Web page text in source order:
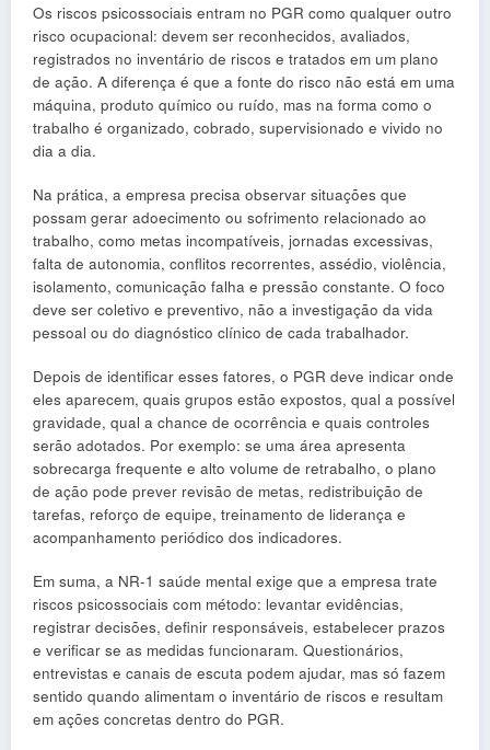
Os riscos psicossociais entram no PGR como qualquer outro
risco ocupacional: devem ser reconhecidos, avaliados,
registrados no inventário de riscos e tratados em um plano
de ação. A diferença é que a fonte do risco não está em uma
máquina, produto químico ou ruído, mas na forma como o
trabalho é organizado, cobrado, supervisionado e vivido no
dia a dia.
Na prática, a empresa precisa observar situações que
possam gerar adoecimento ou sofrimento relacionado ao
trabalho, como metas incompatíveis, jornadas excessivas,
falta de autonomia, conflitos recorrentes, assédio, violência,
isolamento, comunicação falha e pressão constante. O foco
deve ser coletivo e preventivo, não a investigação da vida
pessoal ou do diagnóstico clínico de cada trabalhador.
Depois de identificar esses fatores, o PGR deve indicar onde
eles aparecem, quais grupos estão expostos, qual a possível
gravidade, qual a chance de ocorrência e quais controles
serão adotados. Por exemplo: se uma área apresenta
sobrecarga frequente e alto volume de retrabalho, o plano
de ação pode prever revisão de metas, redistribuição de
tarefas, reforço de equipe, treinamento de liderança e
acompanhamento periódico dos indicadores.
Em suma, a NR-1 saúde mental exige que a empresa trate
riscos psicossociais com método: levantar evidências,
registrar decisões, definir responsáveis, estabelecer prazos
e verificar se as medidas funcionaram. Questionários,
entrevistas e canais de escuta podem ajudar, mas só fazem
sentido quando alimentam o inventário de riscos e resultam
em ações concretas dentro do PGR.